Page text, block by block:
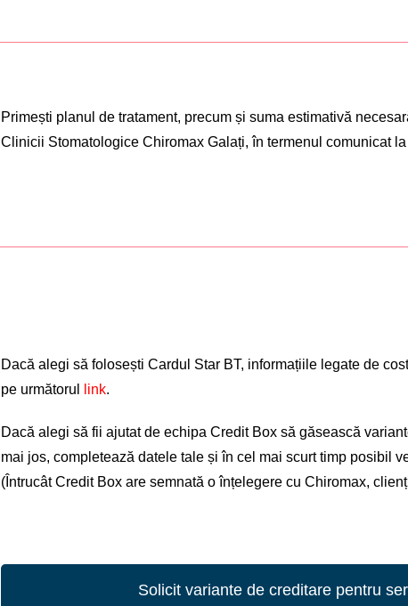
Primești planul de tratament, precum și suma estimativă
Clinicii Stomatologice Chiromax Galați, în termenul comunicat
Dacă alegi să folosești Cardul Star BT, informațiile legate de
pe următorul
link.
Dacă alegi să fii ajutat de echipa Credit Box să găsească
mai jos, completează datele tale și în cel mai scurt timp posibil
(Întrucât Credit Box are semnată o înțelegere cu Chiromax,
Solicit variante de creditare pentru